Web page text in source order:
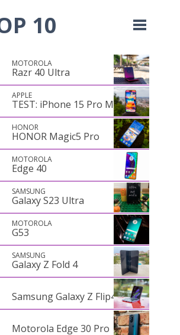
10
MOTOROLA
Razr 40 Ultra
APPLE
TEST: iPhone 15 Pro Max
HONOR
HONOR Magic5 Pro
MOTOROLA
Edge 40
SAMSUNG
Galaxy S23 Ultra
MOTOROLA
G53
SAMSUNG
Galaxy Z Fold 4
Samsung Galaxy Z Flip4
Motorola Edge 30 Pro